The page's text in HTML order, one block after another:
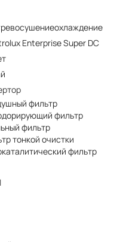
осушениеохлаждение
Enterprise Super DC
фильтр
фильтр
фильтр
тонкой очистки
фильтр